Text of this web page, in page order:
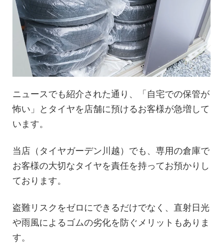
ニュースでも紹介された通り、「自宅での保管が
怖い」とタイヤを店舗に預けるお客様が急増して
います。
当店（タイヤガーデン川越）でも、専用の倉庫で
お客様の大切なタイヤを責任を持ってお預かりし
ております。
盗難リスクをゼロにできるだけでなく、直射日光
や雨風によるゴムの劣化を防ぐメリットもありま
す。